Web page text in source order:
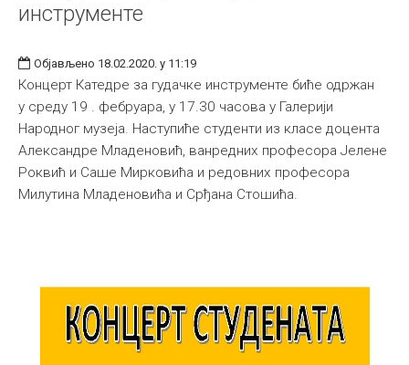
инструменте
Објављено 18.02.2020. у 11:19
Концерт Катедре за гудачке инструменте биће одржан
у среду 19 . фебруара, у 17.30 часова у Галерији
Народног музеја. Наступиће студенти из класе доцента
Александре Младеновић, ванредних професора Јелене
Роквић и Саше Мирковића и редовних професора
Милутина Младеновића и Срђана Стошића.